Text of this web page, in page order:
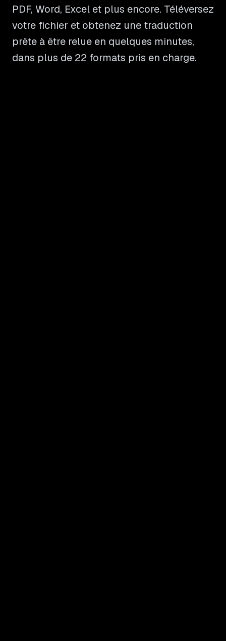
PDF, Word, Excel et plus encore. Téléversez
votre fichier et obtenez une traduction
prête à être relue en quelques minutes,
dans plus de 22 formats pris en charge.